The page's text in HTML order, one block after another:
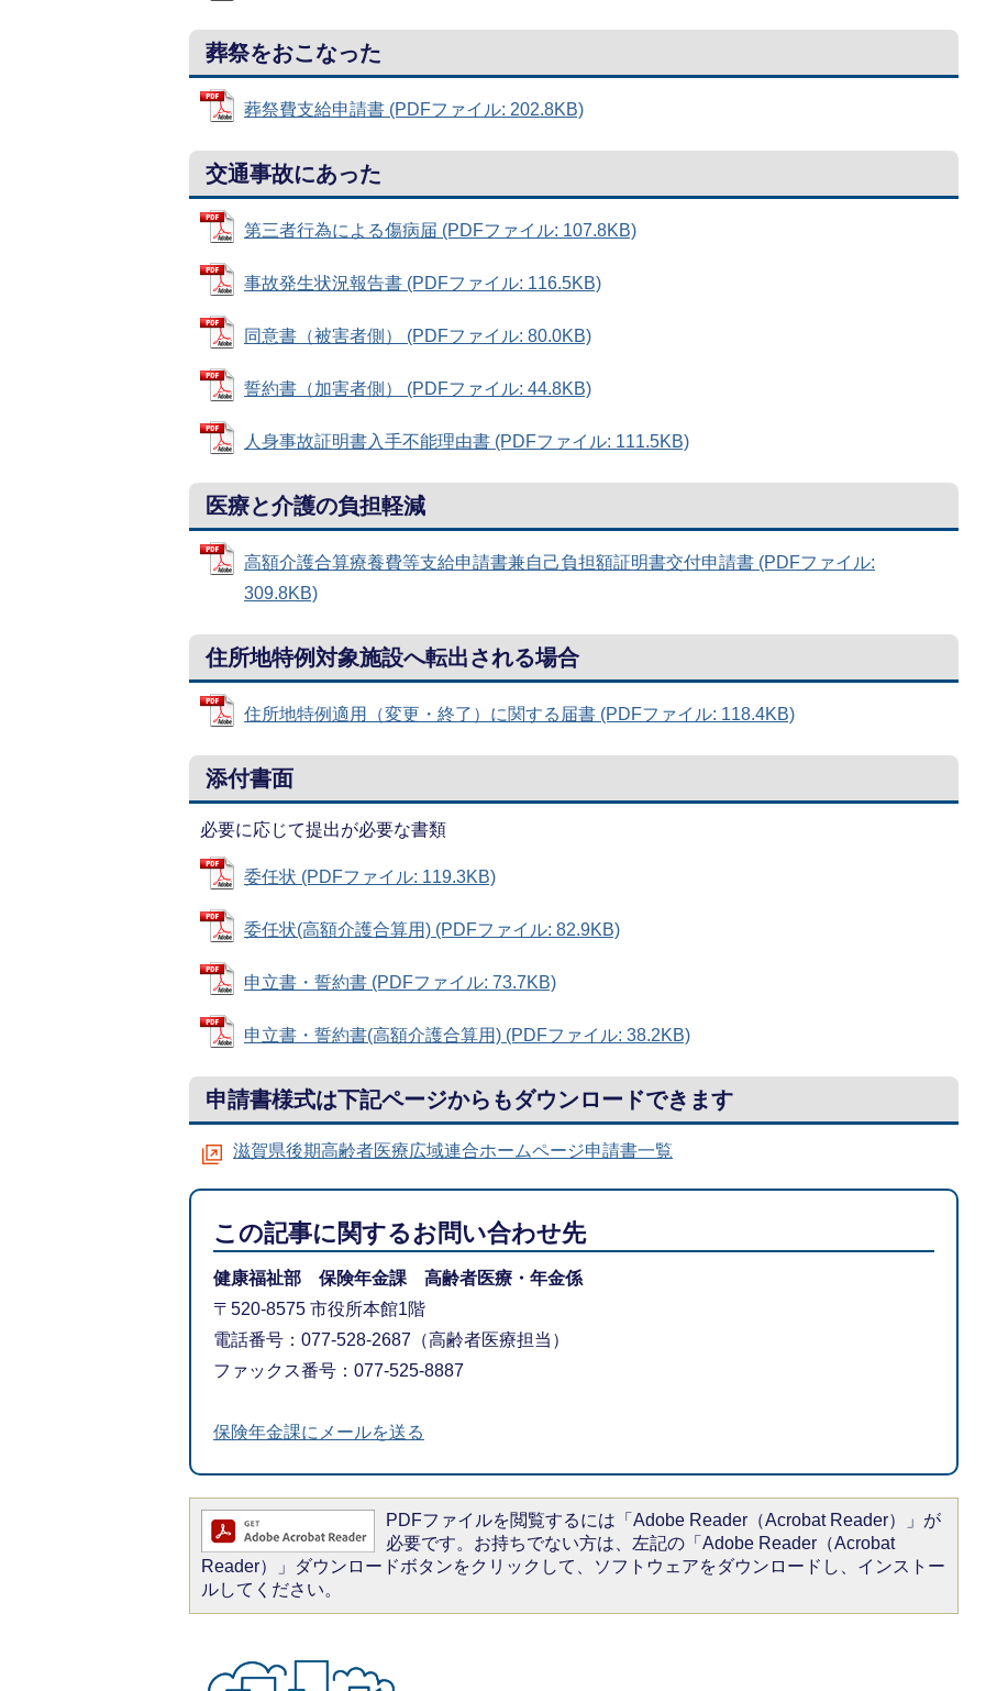
葬祭をおこなった
葬祭費支給申請書 (PDFファイル: 202.8KB)
交通事故にあった
第三者行為による傷病届 (PDFファイル: 107.8KB)
事故発生状況報告書 (PDFファイル: 116.5KB)
同意書（被害者側） (PDFファイル: 80.0KB)
誓約書（加害者側） (PDFファイル: 44.8KB)
人身事故証明書入手不能理由書 (PDFファイル: 111.5KB)
医療と介護の負担軽減
高額介護合算療養費等支給申請書兼自己負担額証明書交付申請書 (PDFファイル:
309.8KB)
住所地特例対象施設へ転出される場合
住所地特例適用（変更・終了）に関する届書 (PDFファイル: 118.4KB)
添付書面
必要に応じて提出が必要な書類
委任状 (PDFファイル: 119.3KB)
委任状(高額介護合算用) (PDFファイル: 82.9KB)
申立書・誓約書 (PDFファイル: 73.7KB)
申立書・誓約書(高額介護合算用) (PDFファイル: 38.2KB)
申請書様式は下記ページからもダウンロードできます
滋賀県後期高齢者医療広域連合ホームページ申請書一覧
この記事に関するお問い合わせ先
健康福祉部 保険年金課 高齢者医療・年金係
〒520-8575 市役所本館1階
電話番号：077-528-2687（高齢者医療担当）
ファックス番号：077-525-8887
保険年金課にメールを送る
PDFファイルを閲覧するには「Adobe Reader（Acrobat Reader）」が
必要です。お持ちでない方は、左記の「Adobe Reader（Acrobat
Reader）」ダウンロードボタンをクリックして、ソフトウェアをダウンロードし、インストー
ルしてください。